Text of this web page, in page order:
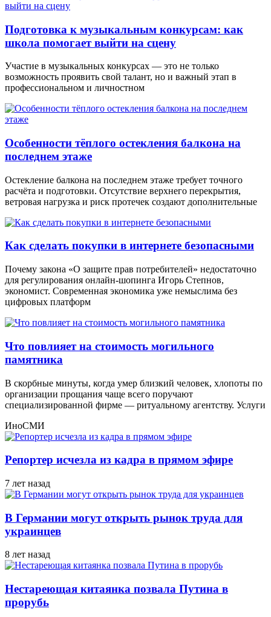
Подготовка к музыкальным конкурсам: как
школа помогает выйти на сцену
Участие в музыкальных конкурсах — это не только
возможность проявить свой талант, но и важный этап в
профессиональном и личностном
Особенности тёплого остекления балкона на
последнем этаже
Остекление балкона на последнем этаже требует точного
расчёта и подготовки. Отсутствие верхнего перекрытия,
ветровая нагрузка и риск протечек создают дополнительные
Как сделать покупки в интернете безопасными
Почему закона «О защите прав потребителей» недостаточно
для регулирования онлайн-шопинга Игорь Степнов,
экономист. Современная экономика уже немыслима без
цифровых платформ
Что повлияет на стоимость могильного
памятника
В скорбные минуты, когда умер близкий человек, хлопоты по
организации прощания чаще всего поручают
специализированной фирме — ритуальному агентству. Услуги
ИноСМИ
Репортер исчезла из кадра в прямом эфире
7 лет назад
В Германии могут открыть рынок труда для
украинцев
8 лет назад
Нестареющая китаянка позвала Путина в
прорубь